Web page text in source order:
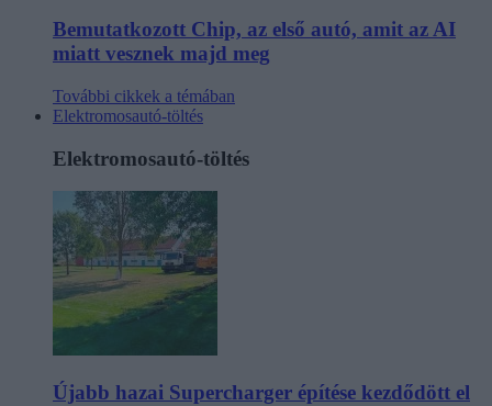
Bemutatkozott Chip, az első autó, amit az AI
miatt vesznek majd meg
További cikkek a témában
Elektromosautó-töltés
Elektromosautó-töltés
Újabb hazai Supercharger építése kezdődött el